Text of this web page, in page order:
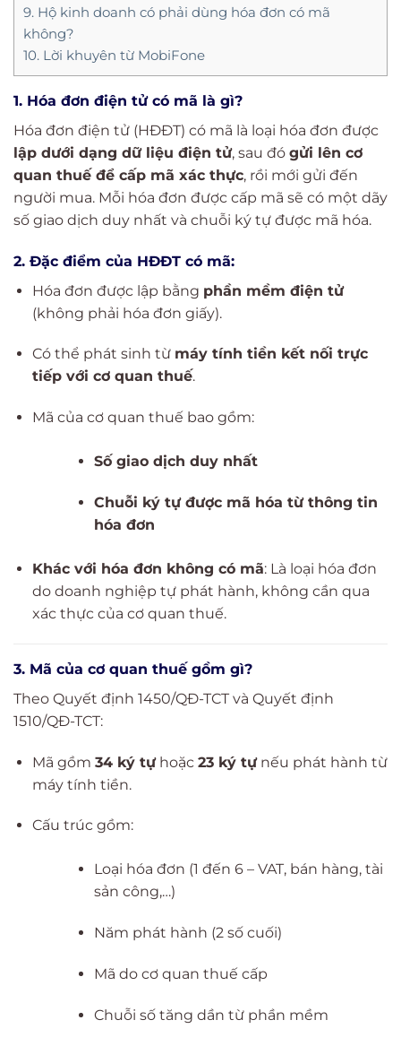
9. Hộ kinh doanh có phải dùng hóa đơn có mã
không?
10. Lời khuyên từ MobiFone
1. Hóa đơn điện tử có mã là gì?
Hóa đơn điện tử (HĐĐT) có mã là loại hóa đơn được
lập dưới dạng dữ liệu điện tử, sau đó gửi lên cơ
quan thuế để cấp mã xác thực, rồi mới gửi đến
người mua. Mỗi hóa đơn được cấp mã sẽ có một dãy
số giao dịch duy nhất và chuỗi ký tự được mã hóa.
2. Đặc điểm của HĐĐT có mã:
Hóa đơn được lập bằng phần mềm điện tử
(không phải hóa đơn giấy).
Có thể phát sinh từ máy tính tiền kết nối trực
tiếp với cơ quan thuế.
Mã của cơ quan thuế bao gồm:
Số giao dịch duy nhất
Chuỗi ký tự được mã hóa từ thông tin
hóa đơn
Khác với hóa đơn không có mã: Là loại hóa đơn
do doanh nghiệp tự phát hành, không cần qua
xác thực của cơ quan thuế.
3. Mã của cơ quan thuế gồm gì?
Theo Quyết định 1450/QĐ-TCT và Quyết định
1510/QĐ-TCT:
Mã gồm 34 ký tựhoặc 23 ký tựnếu phát hành từ
máy tính tiền.
Cấu trúc gồm:
Loại hóa đơn (1 đến 6 – VAT, bán hàng, tài
sản công,…)
Năm phát hành (2 số cuối)
Mã do cơ quan thuế cấp
Chuỗi số tăng dần từ phần mềm